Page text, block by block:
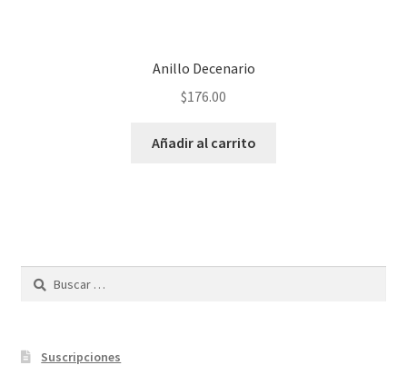
Anillo Decenario
$176.00
Añadir al carrito
Buscar:
Suscripciones